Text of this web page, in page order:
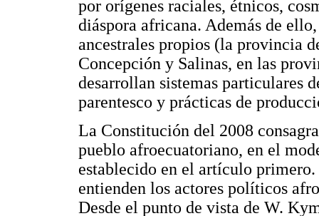
por orígenes raciales, étnicos,
diáspora africana. Además de
ancestrales propios (la provincia
Concepción y Salinas, en las
desarrollan sistemas particulares
parentesco y prácticas de
La Constitución del 2008
pueblo afroecuatoriano, en el
establecido en el artículo primero.
entienden los actores políticos
Desde el punto de vista de W.